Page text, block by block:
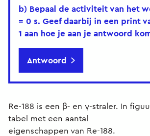
b) Bepaal de activiteit van het
= 0 s. Geef daarbij in een print
1 aan hoe je aan je antwoord
Antwoord
Re-188 is een β- en γ-straler. In
tabel met een aantal
eigenschappen van Re-188.